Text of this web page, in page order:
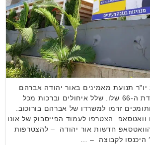
יו"ר תנועת מאמינים באור יהודה אברהם
בורוכוב את יום ההולדת ה-66 שלו. שלל איחולים וברכות מכל
זרמו למשרדו של אברהם בורוכוב.
וואטסאפ הצטרפו לעמוד הפייסבוק של אונו
הוואטסאפ חדשות אור יהודה – להצטרפות
היכנסו לקבוצה – …